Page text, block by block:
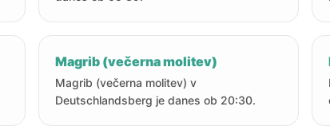
Magrib (večerna molitev)
Magrib (večerna molitev) v
Deutschlandsberg je danes ob 20:30.